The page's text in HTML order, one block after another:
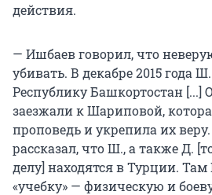
действия.
— Ишбаев говорил, что
убивать. В декабре 2015 года
Республику Башкортостан
заезжали к Шариповой,
проповедь и укрепила их
рассказал, что Ш., а также Д.
делу] находятся в Турции.
«учебку» — физическую и